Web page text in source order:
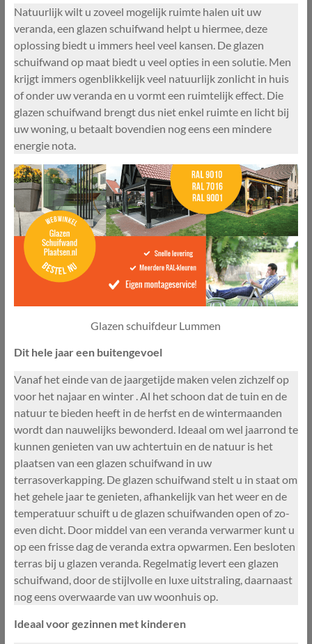
Natuurlijk wilt u zoveel mogelijk ruimte halen uit uw
veranda, een glazen schuifwand helpt u hiermee, deze
oplossing biedt u immers heel veel kansen. De glazen
schuifwand op maat biedt u veel opties in een solutie. Men
krijgt immers ogenblikkelijk veel natuurlijk zonlicht in huis
of onder uw veranda en u vormt een ruimtelijk effect. Die
glazen schuifwand brengt dus niet enkel ruimte en licht bij
uw woning, u betaalt bovendien nog eens een mindere
energie nota.
Glazen schuifdeur Lummen
Dit hele jaar een buitengevoel
Vanaf het einde van de jaargetijde maken velen zichzelf op
voor het najaar en winter . Al het schoon dat de tuin en de
natuur te bieden heeft in de herfst en de wintermaanden
wordt dan nauwelijks bewonderd. Ideaal om wel jaarrond te
kunnen genieten van uw achtertuin en de natuur is het
plaatsen van een glazen schuifwand in uw
terrasoverkapping. De glazen schuifwand stelt u in staat om
het gehele jaar te genieten, afhankelijk van het weer en de
temperatuur schuift u de glazen schuifwanden open of zo-
even dicht. Door middel van een veranda verwarmer kunt u
op een frisse dag de veranda extra opwarmen. Een besloten
terras bij u glazen veranda. Regelmatig levert een glazen
schuifwand, door de stijlvolle en luxe uitstraling, daarnaast
nog eens overwaarde van uw woonhuis op.
Ideaal voor gezinnen met kinderen